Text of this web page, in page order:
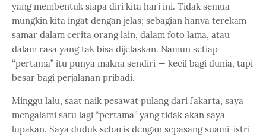
yang membentuk siapa diri kita hari ini. Tidak semua
mungkin kita ingat dengan jelas; sebagian hanya terekam
samar dalam cerita orang lain, dalam foto lama, atau
dalam rasa yang tak bisa dijelaskan. Namun setiap
“pertama” itu punya makna sendiri — kecil bagi dunia, tapi
besar bagi perjalanan pribadi.
Minggu lalu, saat naik pesawat pulang dari Jakarta, saya
mengalami satu lagi “pertama” yang tidak akan saya
lupakan. Saya duduk sebaris dengan sepasang suami-istri